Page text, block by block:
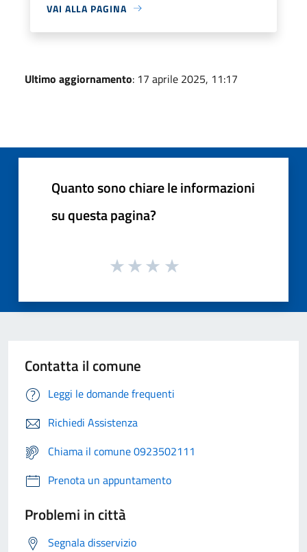
VAI ALLA PAGINA
Ultimo aggiornamento: 17 aprile 2025, 11:17
Quanto sono chiare le informazioni
su questa pagina?
Contatta il comune
Leggi le domande frequenti
Richiedi Assistenza
Chiama il comune 0923502111
Prenota un appuntamento
Problemi in città
Segnala disservizio